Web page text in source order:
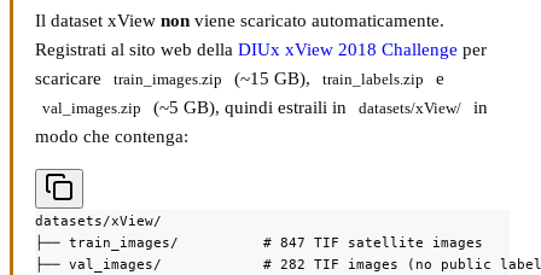
Il dataset xView non viene scaricato automaticamente.
Registrati al sito web della DIUx xView 2018 Challenge per
scaricare
train_images.zip (~15 GB), train_labels.zip e
val_images.zip (~5 GB), quindi estraili in datasets/xView/
in
modo che contenga:
datasets/xView/
├── train_images/          # 847 TIF satellite images
├── val_images/            # 282 TIF images (no public